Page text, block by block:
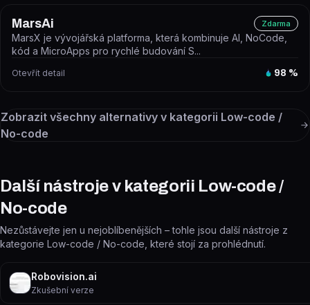
MarsAi Zdarma
MarsX je vývojářská platforma, která kombinuje AI, NoCode,
kód a MicroApps pro rychlé budování S...
Otevřít detail 98 %
Zobrazit všechny alternativy v kategorii Low-code /
No-code
Další nástroje v kategorii Low-code /
No-code
Nezůstávejte jen u nejoblíbenějších – tohle jsou další nástroje z
kategorie Low-code / No-code, které stojí za prohlédnutí.
Robovision.ai
Zkušební verze